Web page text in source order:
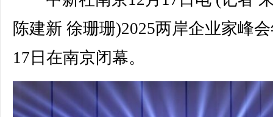
陈建新 徐珊珊)2025两岸企业家峰
17日在南京闭幕。